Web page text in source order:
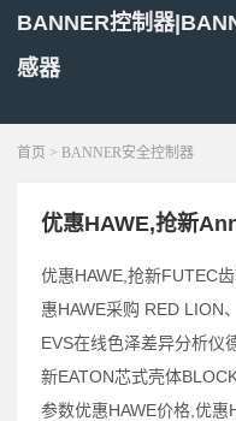
BANNER控制器
感器
首页 > BANNER安全控制器
优惠HAWE,抢新
优惠HAWE,抢新FUTEC
惠HAWE采购 RED LION
EVS在线色泽差异分析仪
新EATON芯式壳体
参数优惠HAWE价格,优